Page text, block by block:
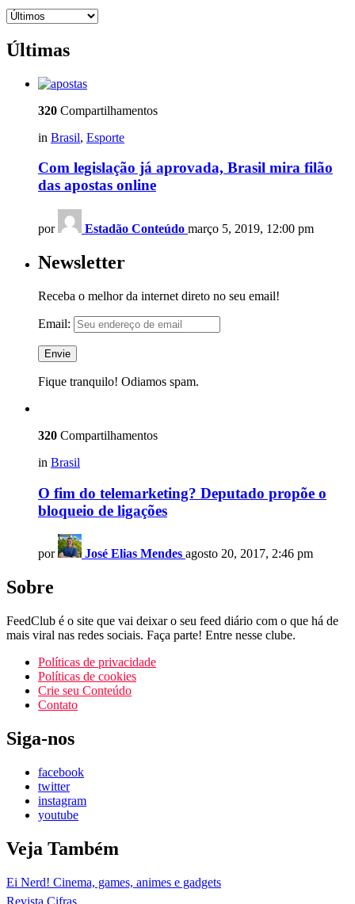
Últimas
320 Compartilhamentos
in Brasil, Esporte
Com legislação já aprovada, Brasil mira filão
das apostas online
por Estadão Conteúdo março 5, 2019, 12:00 pm
Newsletter
Receba o melhor da internet direto no seu email!
Email:
Fique tranquilo! Odiamos spam.
320 Compartilhamentos
in Brasil
O fim do telemarketing? Deputado propõe o
bloqueio de ligações
por José Elias Mendes agosto 20, 2017, 2:46 pm
Sobre
FeedClub é o site que vai deixar o seu feed diário com o que há de
mais viral nas redes sociais. Faça parte! Entre nesse clube.
Políticas de privacidade
Políticas de cookies
Crie seu Conteúdo
Contato
Siga-nos
facebook
twitter
instagram
youtube
Veja Também
Ei Nerd! Cinema, games, animes e gadgets
Revista Cifras